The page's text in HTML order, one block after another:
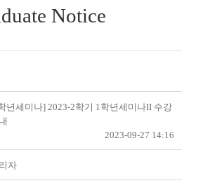
Notice
년세미나] 2023-2학기 1학년세미나II 수강
2023-09-27 14:16
자